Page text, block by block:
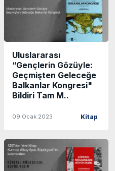
Uluslararası
“Gençlerin Gözüyle:
Geçmişten Geleceğe
Balkanlar Kongresi"
Bildiri Tam M..
09 Ocak 2023 Kitap